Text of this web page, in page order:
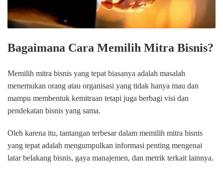
Bagaimana Cara Memilih Mitra Bisnis?
Memilih mitra bisnis yang tepat biasanya adalah masalah
menemukan orang atau organisasi yang tidak hanya mau dan
mampu membentuk kemitraan tetapi juga berbagi visi dan
pendekatan bisnis yang sama.
Oleh karena itu, tantangan terbesar dalam memilih mitra bisnis
yang tepat adalah mengumpulkan informasi penting mengenai
latar belakang bisnis, gaya manajemen, dan metrik terkait lainnya.